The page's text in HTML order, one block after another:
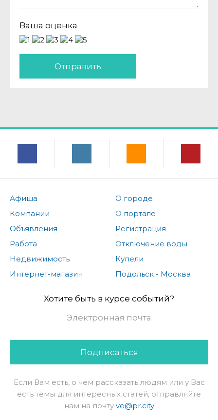
Ваша оценка
Отправить
Афиша
Компании
Объявления
Работа
Недвижимость
Интернет-магазин
О городе
О портале
Регистрация
Отключение воды
Купели
Подольск - Москва
Хотите быть в курсе событий?
Подписаться
Если Вам есть, о чем рассказать людям или у Вас
есть темы для интересных статей, отправляйте
нам на почту ve@pr.city